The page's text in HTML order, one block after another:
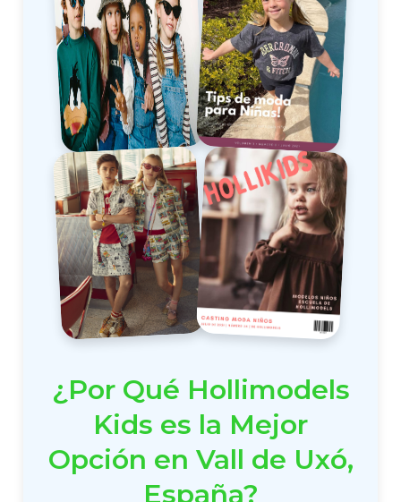
¿Por Qué Hollimodels
Kids es la Mejor
Opción en Vall de Uxó,
España?